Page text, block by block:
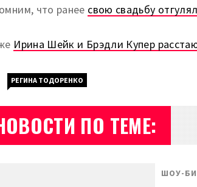
что ранее свою свадьбу
Ирина Шейк и Брэдли Купер
РЕГИНА ТОДОРЕНКО
ПО ТЕМЕ:
ШОУ-